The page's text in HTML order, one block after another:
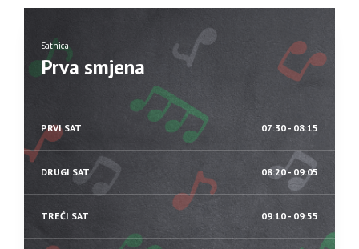
Satnica
Prva smjena
PRVI SAT 07:30 - 08:15
DRUGI SAT 08:20 - 09:05
TREĆI SAT 09:10 - 09:55